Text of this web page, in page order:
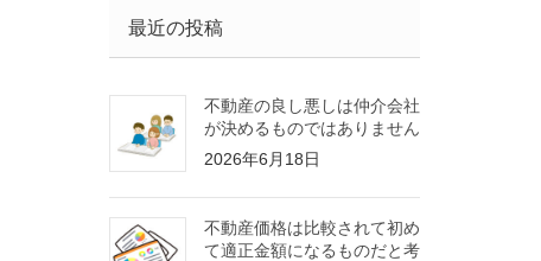
最近の投稿
不動産の良し悪しは仲介会社
が決めるものではありません
2026年6月18日
不動産価格は比較されて初め
て適正金額になるものだと考